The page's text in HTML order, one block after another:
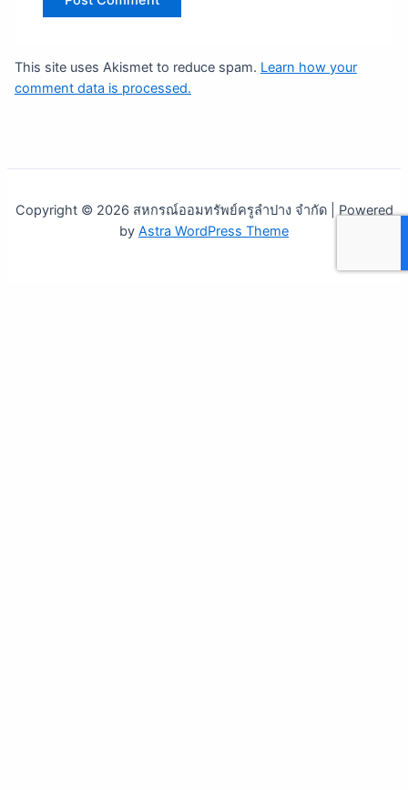
This site uses Akismet to reduce spam. Learn how your
comment data is processed.
Copyright © 2026 สหกรณ์ออมทรัพย์ครูลำปาง จำกัด | Powered
by Astra WordPress Theme